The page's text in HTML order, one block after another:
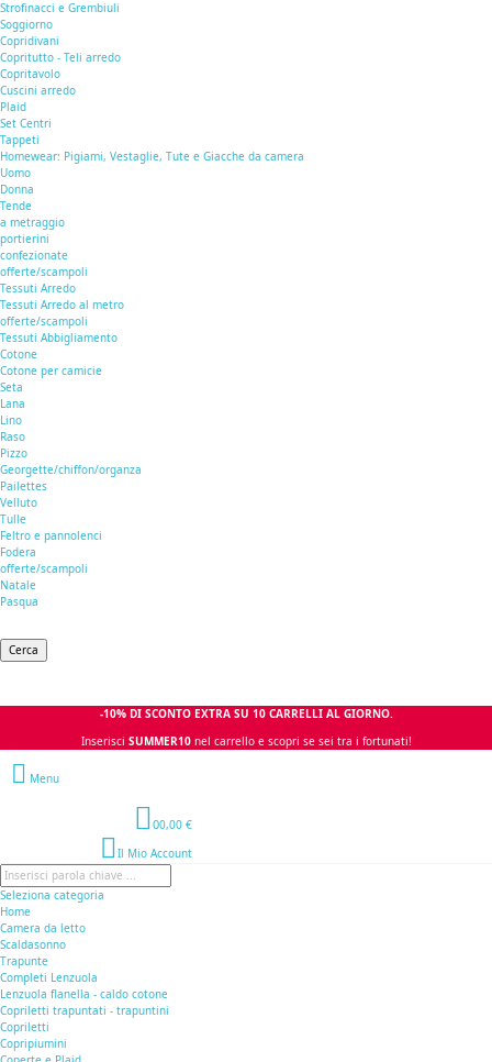
Strofinacci e Grembiuli
Soggiorno
Copridivani
Copritutto - Teli arredo
Copritavolo
Cuscini arredo
Plaid
Set Centri
Tappeti
Homewear: Pigiami, Vestaglie, Tute e Giacche da camera
Uomo
Donna
Tende
a metraggio
portierini
confezionate
offerte/scampoli
Tessuti Arredo
Tessuti Arredo al metro
offerte/scampoli
Tessuti Abbigliamento
Cotone
Cotone per camicie
Seta
Lana
Lino
Raso
Pizzo
Georgette/chiffon/organza
Pailettes
Velluto
Tulle
Feltro e pannolenci
Fodera
offerte/scampoli
Natale
Pasqua
Cerca
-10% DI SCONTO EXTRA SU 10 CARRELLI AL GIORNO.
Inserisci SUMMER10 nel carrello e scopri se sei tra i fortunati!
Menu
00,00 €
Il Mio Account
Seleziona categoria
Home
Camera da letto
Scaldasonno
Trapunte
Completi Lenzuola
Lenzuola flanella - caldo cotone
Copriletti trapuntati - trapuntini
Copriletti
Copripiumini